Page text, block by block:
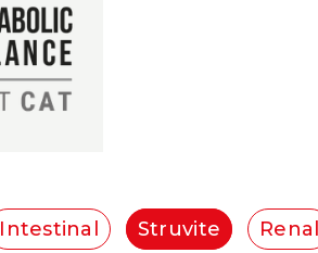
Intestinal Struvite